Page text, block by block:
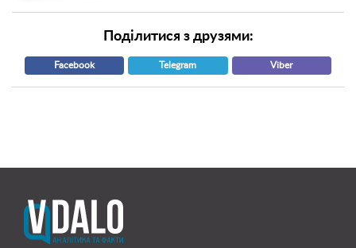
Поділитися з друзями:
Facebook Telegram Viber